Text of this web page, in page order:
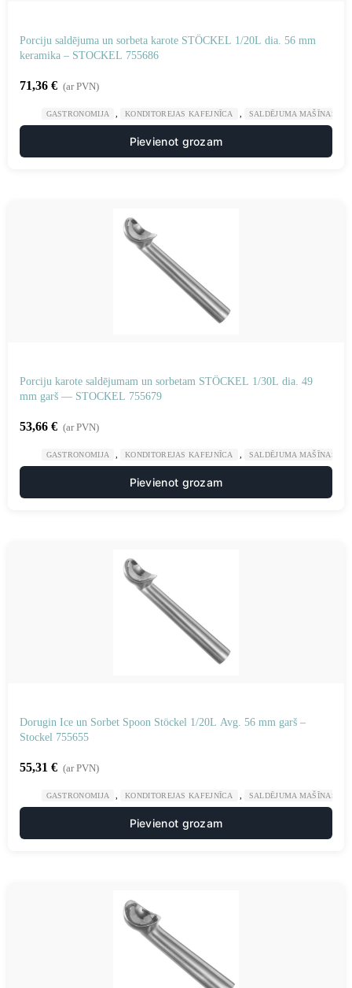
Porciju saldējuma un sorbeta karote STÖCKEL 1/20L dia. 56 mm
keramika – STOCKEL 755686
71,36 € (ar PVN)
GASTRONOMIJA KONDITOREJAS KAFEJNĪCA SALDĒJUMA MAŠĪNAS
Pievienot grozam
Porciju karote saldējumam un sorbetam STÖCKEL 1/30L dia. 49
mm garš — STOCKEL 755679
53,66 € (ar PVN)
GASTRONOMIJA KONDITOREJAS KAFEJNĪCA SALDĒJUMA MAŠĪNAS
Pievienot grozam
Dorugin Ice un Sorbet Spoon Stöckel 1/20L Avg. 56 mm garš –
Stockel 755655
55,31 € (ar PVN)
GASTRONOMIJA KONDITOREJAS KAFEJNĪCA SALDĒJUMA MAŠĪNAS
Pievienot grozam